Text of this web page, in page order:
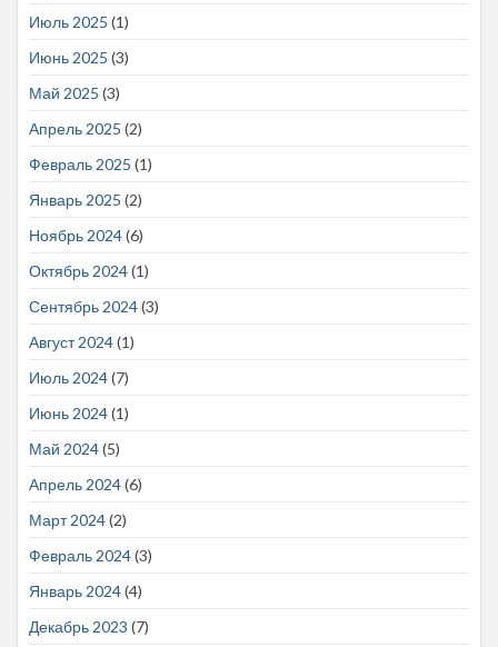
Июль 2025 (1)
Июнь 2025 (3)
Май 2025 (3)
Апрель 2025 (2)
Февраль 2025 (1)
Январь 2025 (2)
Ноябрь 2024(6)
Октябрь 2024(1)
Сентябрь 2024(3)
Август 2024(1)
Июль 2024(7)
Июнь 2024(1)
Май 2024(5)
Апрель 2024(6)
Март 2024(2)
Февраль 2024(3)
Январь 2024(4)
Декабрь 2023 (7)